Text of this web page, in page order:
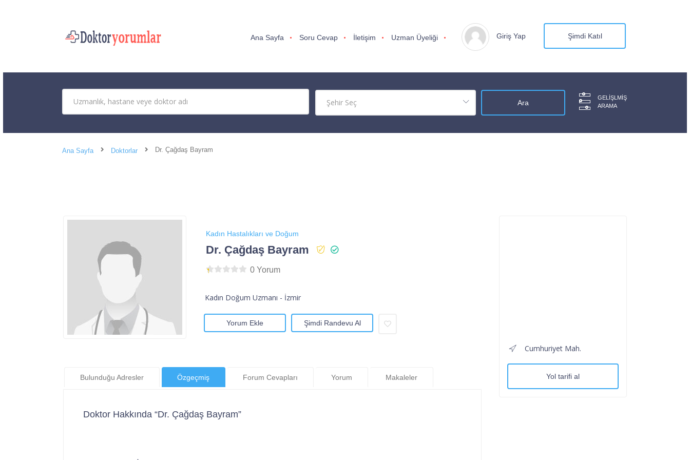
Ana Sayfa Soru Cevap İletişim Uzman Üyeliği Giriş Yap Şimdi Katıl
GELIŞLMIŞ
ARAMA
Ana Sayfa Doktorlar Dr. Çağdaş Bayram
Kadın Hastalıkları ve Doğum
Dr. Çağdaş Bayram
0 Yorum
Kadın Doğum Uzmanı - İzmir
Yorum Ekle Şimdi Randevu Al
Bulunduğu Adresler Özgeçmiş Forum Cevapları Yorum Makaleler
Doktor Hakkında “Dr. Çağdaş Bayram”
Cumhuriyet Mah.
Yol tarifi al